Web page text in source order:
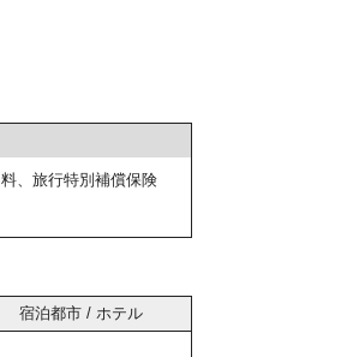
、旅行特別補償保険
宿泊都市 / ホテル